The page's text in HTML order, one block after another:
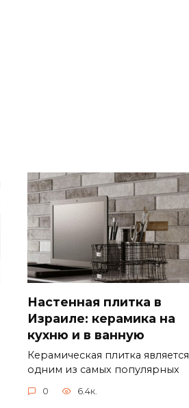
Настенная плитка в
Израиле: керамика на
кухню и в ванную
Керамическая плитка является
одним из самых популярных
0 6.4к.